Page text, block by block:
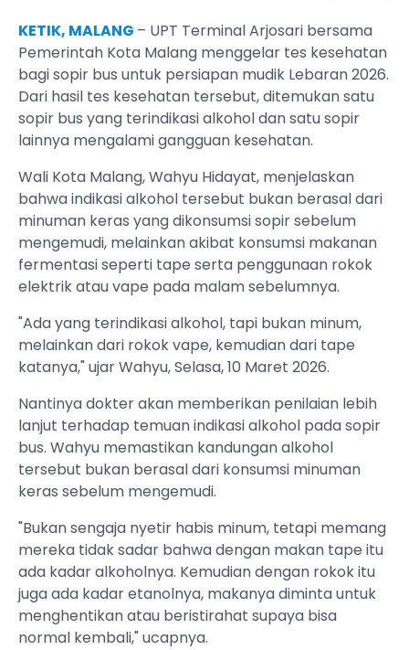
KETIK, MALANG – UPT Terminal Arjosari bersama
Pemerintah Kota Malang menggelar tes kesehatan
bagi sopir bus untuk persiapan mudik Lebaran 2026.
Dari hasil tes kesehatan tersebut, ditemukan satu
sopir bus yang terindikasi alkohol dan satu sopir
lainnya mengalami gangguan kesehatan.
Wali Kota Malang, Wahyu Hidayat, menjelaskan
bahwa indikasi alkohol tersebut bukan berasal dari
minuman keras yang dikonsumsi sopir sebelum
mengemudi, melainkan akibat konsumsi makanan
fermentasi seperti tape serta penggunaan rokok
elektrik atau vape pada malam sebelumnya.
"Ada yang terindikasi alkohol, tapi bukan minum,
melainkan dari rokok vape, kemudian dari tape
katanya," ujar Wahyu, Selasa, 10 Maret 2026.
Nantinya dokter akan memberikan penilaian lebih
lanjut terhadap temuan indikasi alkohol pada sopir
bus. Wahyu memastikan kandungan alkohol
tersebut bukan berasal dari konsumsi minuman
keras sebelum mengemudi.
"Bukan sengaja nyetir habis minum, tetapi memang
mereka tidak sadar bahwa dengan makan tape itu
ada kadar alkoholnya. Kemudian dengan rokok itu
juga ada kadar etanolnya, makanya diminta untuk
menghentikan atau beristirahat supaya bisa
normal kembali," ucapnya.